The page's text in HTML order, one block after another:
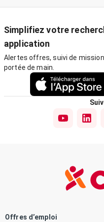
Simplifiez votre
application
Alertes offres, suivi de
portée de main.
Offres d’emploi